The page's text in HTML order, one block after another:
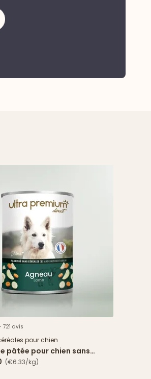
721 avis
pour chien
pâtée pour chien sans
(€6.33/kg)